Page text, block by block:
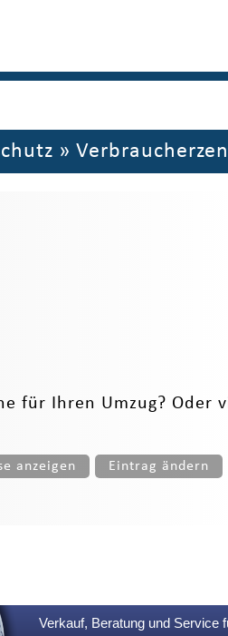
»
für Ihren Umzug?
anzeigen Eintrag ändern
Verkauf, Beratung und Service